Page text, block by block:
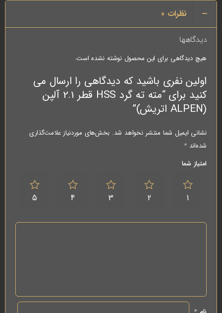
نظرات 0
دیدگاهها
هیچ دیدگاهی برای این محصول نوشته نشده است.
اولین نفری باشید که دیدگاهی را ارسال می
کنید برای “مته ته گرد HSS قطر 2.1 آلپن
(ALPEN اتریش)”
نشانی ایمیل شما منتشر نخواهد شد. بخش‌های موردنیاز علامت‌گذاری
شده‌اند*
امتیاز شما
1
2
3
4
5